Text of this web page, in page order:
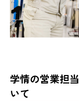
学情の営業担
いて